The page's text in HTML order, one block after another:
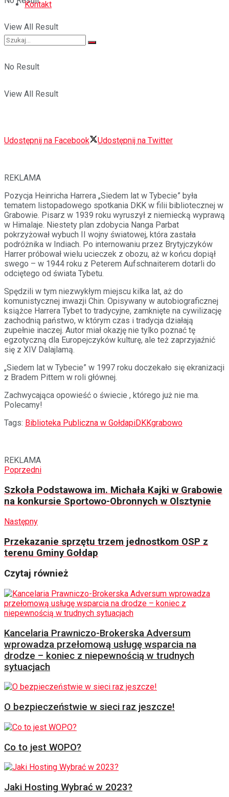
View All Result
Kontakt
No Result
View All Result
Udostępnij na Facebook Udostępnij na Twitter
REKLAMA
Pozycja Heinricha Harrera „Siedem lat w Tybecie” była
tematem listopadowego spotkania DKK w filii bibliotecznej w
Grabowie. Pisarz w 1939 roku wyruszył z niemiecką wyprawą
w Himalaje. Niestety plan zdobycia Nanga Parbat
pokrzyżował wybuch II wojny światowej, która zastała
podróżnika w Indiach. Po internowaniu przez Brytyjczyków
Harrer próbował wielu ucieczek z obozu, aż w końcu dopiął
swego – w 1944 roku z Peterem Aufschnaiterem dotarli do
odciętego od świata Tybetu.
Spędzili w tym niezwykłym miejscu kilka lat, aż do
komunistycznej inwazji Chin. Opisywany w autobiograficznej
książce Harrera Tybet to tradycyjne, zamknięte na cywilizację
zachodnią państwo, w którym czas i tradycja działają
zupełnie inaczej. Autor miał okazję nie tylko poznać tę
egzotyczną dla Europejczyków kulturę, ale też zaprzyjaźnić
się z XIV Dalajlamą.
„Siedem lat w Tybecie” w 1997 roku doczekało się ekranizacji
z Bradem Pittem w roli głównej.
Zachwycająca opowieść o świecie , którego już nie ma.
Polecamy!
Tags: Biblioteka Publiczna w GołdapiDKKgrabowo
REKLAMA
Poprzedni
Szkoła Podstawowa im. Michała Kajki w Grabowie
na konkursie Sportowo-Obronnych w Olsztynie
Następny
Przekazanie sprzętu trzem jednostkom OSP z
terenu Gminy Gołdap
Czytaj również
Kancelaria Prawniczo-Brokerska Adversum
wprowadza przełomową usługę wsparcia na
drodze – koniec z niepewnością w trudnych
sytuacjach
O bezpieczeństwie w sieci raz jeszcze!
Co to jest WOPO?
Jaki Hosting Wybrać w 2023?